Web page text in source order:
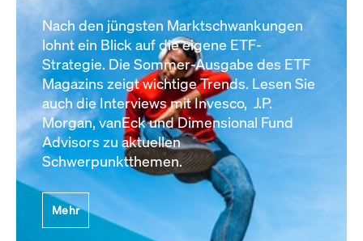
Nach den jüngsten Marktschwankungen
lohnt ein Blick auf die eigene ETF-
Strategie. Die Sommer-Ausgabe des ETF
Magazins zeigt wichtige Trends. Lesen Sie
auch die Interviews mit Invesco, J.P.
Morgan, vanEck und Dimensional Fund
Advisors zu aktuellen
Schwerpunktthemen.
Mehr